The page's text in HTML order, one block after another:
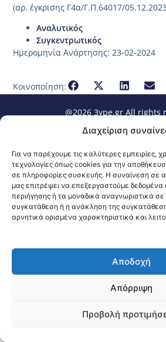
Διαχείριση
Για να παρέχουμε τις καλύτερες εμπειρίες,
τεχνολογίες όπως cookies για την
σε πληροφορίες συσκευής. Η συναίνεση σε
μας επιτρέψει να επεξεργαστούμε
περιήγησης ή τα μοναδικά αναγνωριστικά
συγκατάθεση ή η ανάκληση της
αρνητικά ορισμένα χαρακτηριστικά και
Αποδοχή
Απόρριψη
Προβολή
(αρ. έγκρισης Γ4α/Γ.Π.64017/
Αναλυτικός
Συγκεντρωτικός
Ημερομηνία Ανάρτησης: 23-02-2024
Κοινοποίηση:
@2026 3ype.gr All rights
Πολιτική Προστασίας
Θεσσαλονίκη, Ελλάδα Τηλ: +30
email:
Page Visits: 00026 Website Visits: